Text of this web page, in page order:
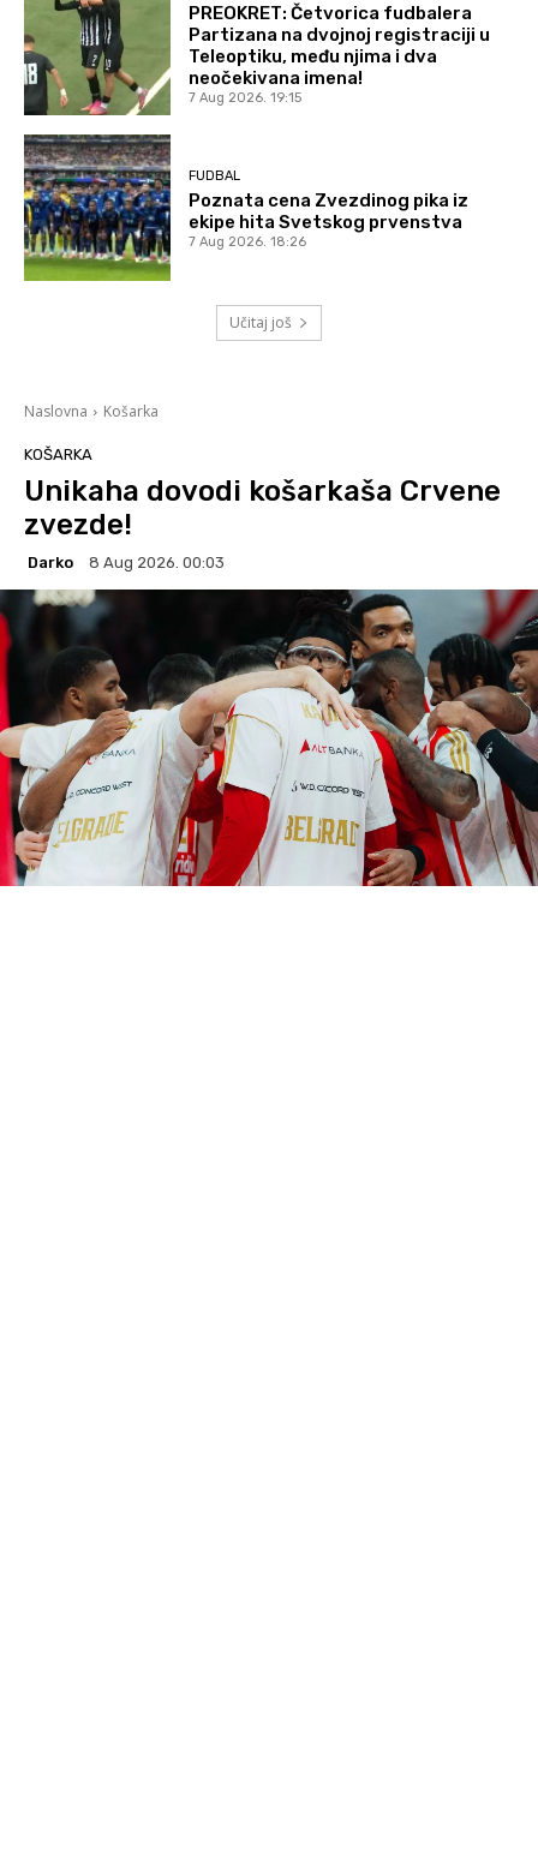
PREOKRET: Četvorica fudbalera
Partizana na dvojnoj registraciji u
Teleoptiku, među njima i dva
neočekivana imena!
7 Aug 2026. 19:15
FUDBAL
Poznata cena Zvezdinog pika iz
ekipe hita Svetskog prvenstva
7 Aug 2026. 18:26
Učitaj još